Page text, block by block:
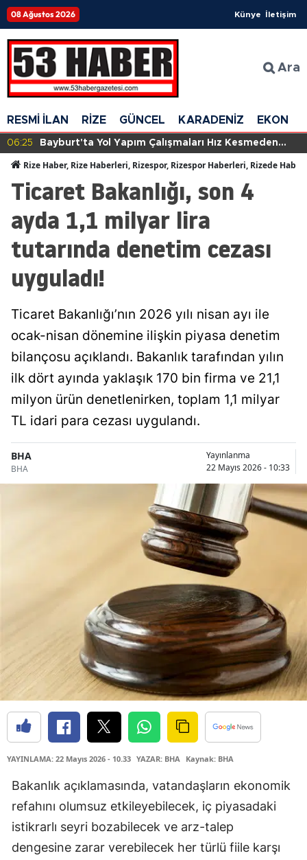
08 Ağustos 2026 Künye İletişim
Ara
RESMİ İLAN RİZE GÜNCEL KARADENİZ
06:25
Bayburt'ta Yol Yapım Çalışmaları Hız Kesmeden
Rize Haber, Rize Haberleri, Rizespor, Rizespor Haberleri, Rizede
Ticaret Bakanlığı, son 4
ayda 1,1 milyar lira
tutarında denetim cezası
uyguladı!
Ticaret Bakanlığı’nın 2026 yılı nisan ayı ile
ocak-nisan dönemine ilişkin piyasa denetim
bilançosu açıklandı. Bakanlık tarafından yılın
ilk dört ayında yaklaşık 170 bin firma ve 21,1
milyon ürün denetlenirken, toplam 1,1 milyar
TL idari para cezası uygulandı.
BHA
BHA
Yayınlanma
22 Mayıs 2026 - 10:33
YAYINLAMA: 22 Mayıs 2026 - 10.33 YAZAR: BHA Kaynak: BHA
Bakanlık açıklamasında, vatandaşların ekonomik
refahını olumsuz etkileyebilecek, iç piyasadaki
istikrarlı seyri bozabilecek ve arz-talep
dengesine zarar verebilecek her türlü fiile karşı